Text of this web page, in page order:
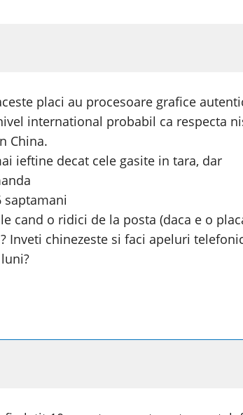
placi au procesoare grafice
international probabil ca respecta
China.
ieftine decat cele gasite in tara, dar
saptamani
cand o ridici de la posta (daca e o
Inveti chinezeste si faci apeluri